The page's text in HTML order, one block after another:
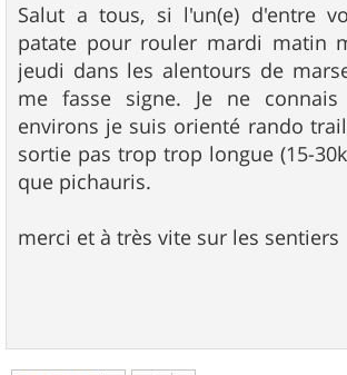
s
s
a
g
e
Salut a tous, si l'un(e) d'entre
patate pour rouler mardi matin
jeudi dans les alentours de
me fasse signe. Je ne
environs je suis orienté rando
sortie pas trop trop longue (15-
que pichauris.
merci et à très vite sur les sentiers